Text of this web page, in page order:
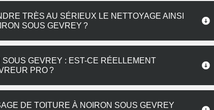
TRÈS AU SÉRIEUX LE NETTOYAGE AINSI
SOUS GEVREY ?
GEVREY : EST-CE RÉELLEMENT
PRO ?
DE TOITURE À NOIRON SOUS GEVREY